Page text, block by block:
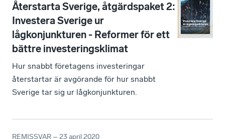
Återstarta Sverige, åtgärdspaket 2:
Investera Sverige ur
lågkonjunkturen - Reformer för ett
bättre investeringsklimat
Hur snabbt företagens investeringar
återstartar är avgörande för hur snabbt
Sverige tar sig ur lågkonjunkturen.
REMISSVAR – 23 april 2020